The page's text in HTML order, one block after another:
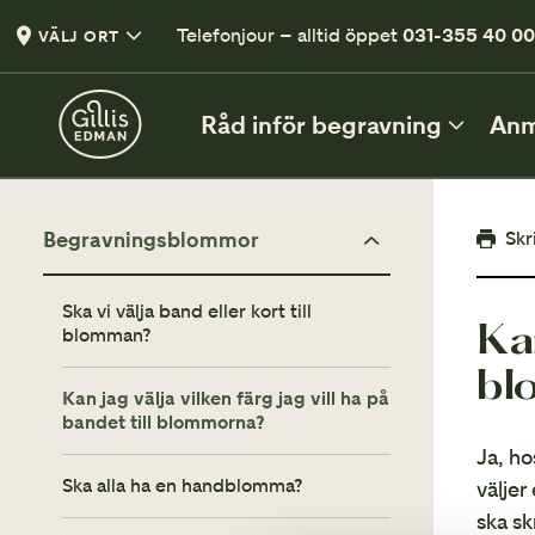
VÄLJ ORT Telefonjour – alltid öppet031-355 40 00
Råd inför begravning
INFÖR BEGRAVNINGEN
Vad kan du säga och göra?
Vett och etikett vid begravning
Klädsel på begravning
En liten guide
Tänd ett ljus
Tänd ett ljus och lämna en hälsning
Begravningsblommor
Ska vi välja band eller kort till
blomman?
Kan jag välja vilken färg jag vill ha på
bandet till blommorna?
Ska alla ha en handblomma?
Ja,
väljer
ska